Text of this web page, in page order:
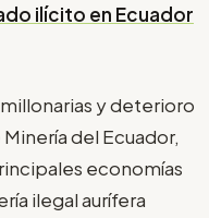
ilícito en Ecuador
y deterioro
del Ecuador,
economías
ilegal aurífera